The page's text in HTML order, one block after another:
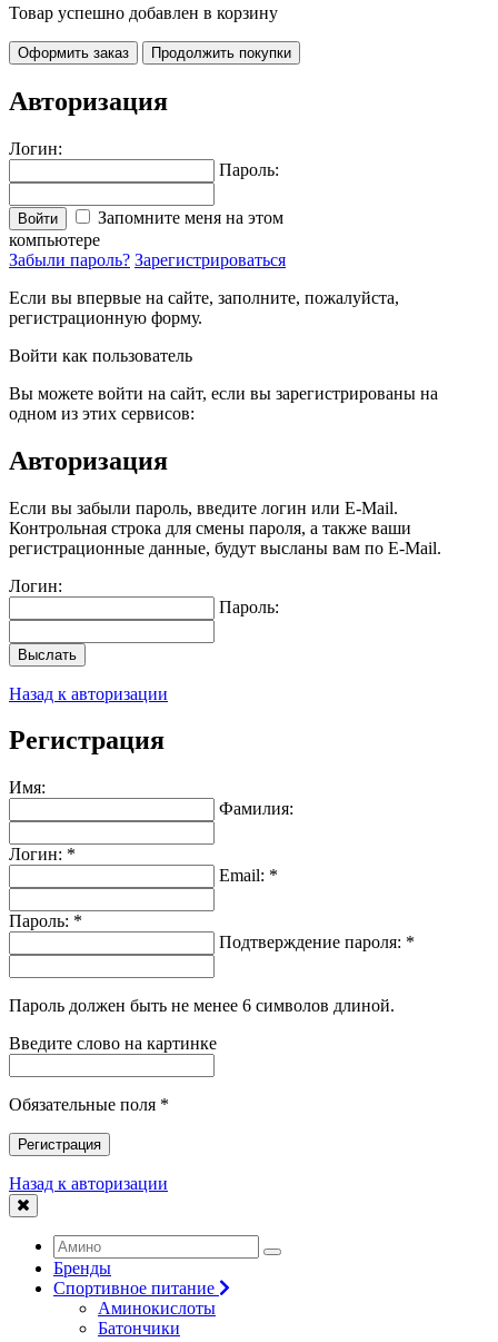
Товар успешно добавлен в корзину
Оформить заказ Продолжить покупки
Авторизация
Логин:
Пароль:
Войти
Запомните меня на этом
компьютере
Забыли пароль? Зарегистрироваться
Если вы впервые на сайте, заполните, пожалуйста,
регистрационную форму.
Войти как пользователь
Вы можете войти на сайт, если вы зарегистрированы на
одном из этих сервисов:
Авторизация
Если вы забыли пароль, введите логин или E-Mail.
Контрольная строка для смены пароля, а также ваши
регистрационные данные, будут высланы вам по E-Mail.
Логин:
Пароль:
Выслать
Назад к авторизации
Регистрация
Имя:
Фамилия:
Логин: *
Email: *
Пароль: *
Подтверждение пароля: *
Пароль должен быть не менее 6 символов длиной.
Введите слово на картинке
Обязательные поля *
Регистрация
Назад к авторизации
Бренды
Спортивное питание
Аминокислоты
Батончики